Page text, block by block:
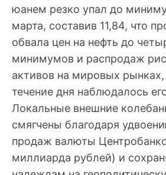
юанем резко упал до
марта, составив 11,84, что
обвала цен на нефть до
минимумов и распродаж
активов на мировых
течение дня наблюдалось
Локальные внешние
смягчены благодаря
продаж валюты
миллиарда рублей) и